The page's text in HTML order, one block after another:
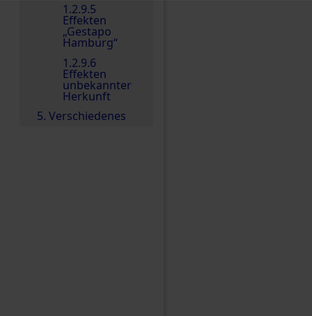
1.2.9.5
Effekten
„Gestapo
Hamburg“
1.2.9.6
Effekten
unbekannter
Herkunft
5. Verschiedenes